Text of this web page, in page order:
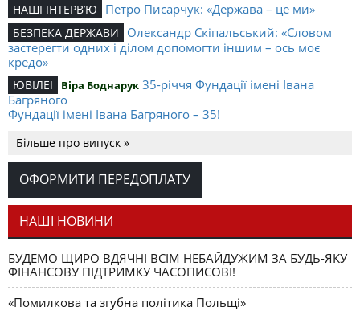
НАШІ ІНТЕРВ’Ю Петро Писарчук: «Держава – це ми»
БЕЗПЕКА ДЕРЖАВИ
Олександр Скіпальський: «Словом
застерегти одних і ділом допомогти іншим – ось моє
кредо»
ЮВІЛЕЇ Віра Боднарук 35-річчя Фундації імені Івана
Багряного
Фундації імені Івана Багряного – 35!
ЕЛІТА НАЦІЇ Михайло Слабошпицький
українською групою крові. Кілька уваг про Міхала
Чайковського й про «Отамана Чайку» Івана Корсака
Елеонора Тун-Гогенштайн
перемогти!
ХТО Є ХТО Віталій Карпенко
сухим пройде. Про зустрічі з Леонідом Кравчуком
Більше про випуск »
ОФОРМИТИ ПЕРЕДОПЛАТУ
НАШІ НОВИНИ
БУДЕМО ЩИРО ВДЯЧНІ ВСІМ НЕБАЙДУЖИМ ЗА БУДЬ-ЯКУ
ФІНАНСОВУ ПІДТРИМКУ ЧАСОПИСОВІ!
«Помилкова та згубна політика Польщі»